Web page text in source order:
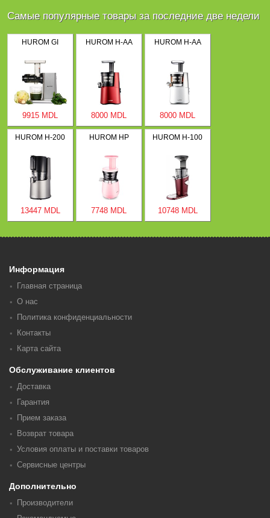
Самые популярные товары за последние две недели
HUROM GI
9915 MDL
HUROM H-AA
8000 MDL
HUROM H-AA
8000 MDL
HUROM H-200
13447 MDL
HUROM HP
7748 MDL
HUROM H-100
10748 MDL
Информация
Главная страница
О нас
Политика конфиденциальности
Контакты
Карта сайта
Обслуживание клиентов
Доставка
Гарантия
Прием заказа
Возврат товара
Условия оплаты и поставки товаров
Сервисные центры
Дополнительно
Производители